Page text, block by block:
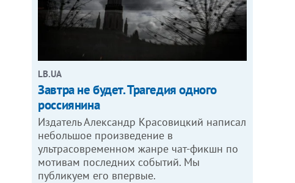
LB.UA
Завтра не будет. Трагедия одного
россиянина
Издатель Александр Красовицкий написал
небольшое произведение в
ультрасовременном жанре чат-фикшн по
мотивам последних событий. Мы
публикуем его впервые.